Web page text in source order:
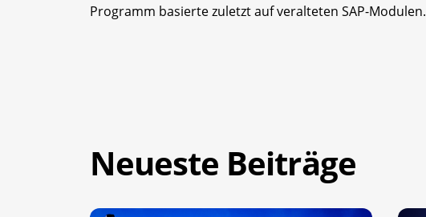
Programm basierte zuletzt auf veralteten SAP-Modulen.
Neueste Beiträge